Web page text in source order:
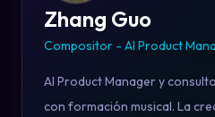
Zhang Guo
Compositor - AI Product
AI Product Manager y
con formación musical. La